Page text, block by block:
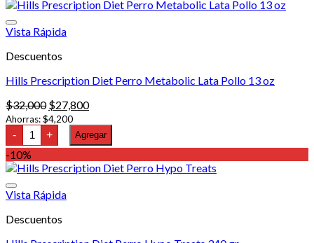
desde
producto
múltiples
Las
se
elegir
en
la
página
de
producto
Vista Rápida
Descuentos
Hills Prescription Diet Perro Metabolic Lata Pollo 13 oz
$32,000 El
precio
original
era:
$27,800El
actual
es:
Ahorras:$4,200
- Hills
Prescription
Diet
Perro
Metabolic
Pollo
oz
+ Agregar
-10%
Vista Rápida
Descuentos